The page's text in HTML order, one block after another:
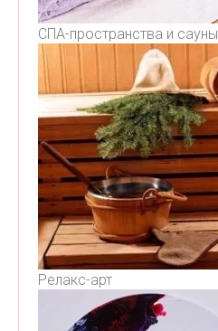
СПА-пространства и сауны
Релакс-арт